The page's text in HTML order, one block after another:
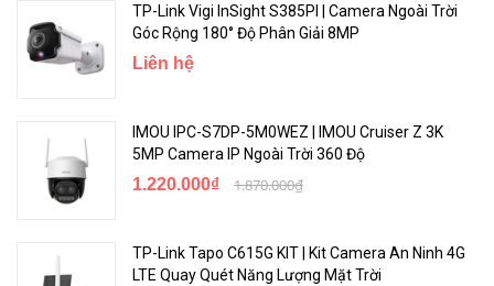
TP-Link Vigi InSight S385PI | Camera Ngoài Trời
Góc Rộng 180° Độ Phân Giải 8MP
Liên hệ
IMOU IPC-S7DP-5M0WEZ | IMOU Cruiser Z 3K
5MP Camera IP Ngoài Trời 360 Độ
1.220.000₫ 1.870.000₫
TP-Link Tapo C615G KIT | Kit Camera An Ninh 4G
LTE Quay Quét Năng Lượng Mặt Trời